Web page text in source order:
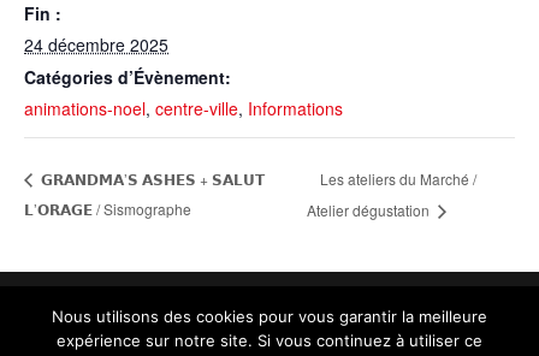
Fin :
24 décembre 2025
Catégories d’Évènement:
animations-noel, centre-ville, Informations
𝗚𝗥𝗔𝗡𝗗𝗠𝗔’𝗦 𝗔𝗦𝗛𝗘𝗦 + 𝗦𝗔𝗟𝗨𝗧
𝗟’𝗢𝗥𝗔𝗚𝗘 / Sismographe
Les ateliers du Marché /
Atelier dégustation
Contact :administration@aurillac.fr|Mentions
Nous utilisons des cookies pour vous garantir la meilleure
expérience sur notre site. Si vous continuez à utiliser ce